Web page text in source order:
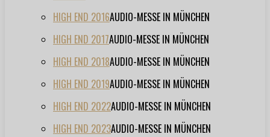
HIGH END 2016AUDIO-MESSE IN MÜNCHEN
HIGH END 2017AUDIO-MESSE IN MÜNCHEN
HIGH END 2018AUDIO-MESSE IN MÜNCHEN
HIGH END 2019AUDIO-MESSE IN MÜNCHEN
HIGH END 2022AUDIO-MESSE IN MÜNCHEN
HIGH END 2023AUDIO-MESSE IN MÜNCHEN